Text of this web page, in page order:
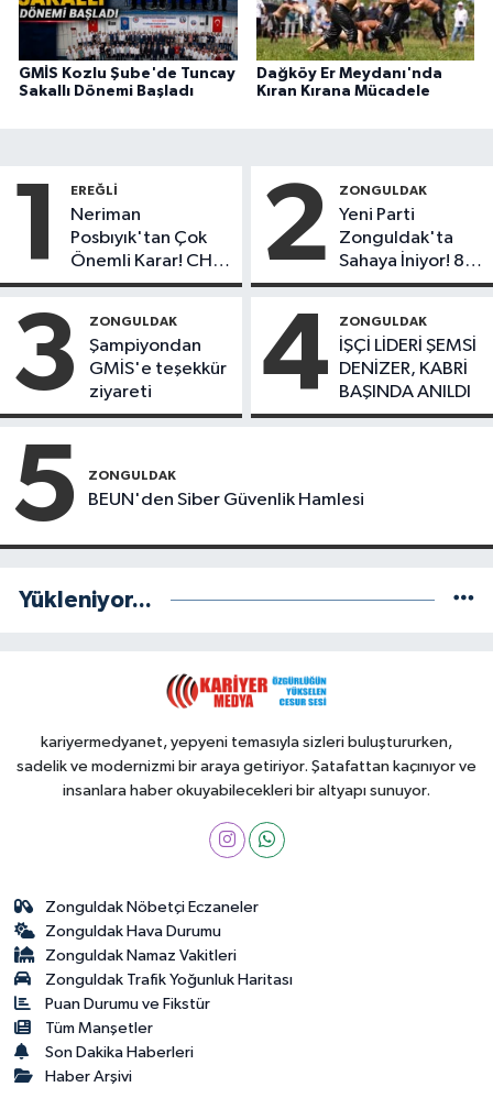
GMİS Kozlu Şube'de Tuncay
Sakallı Dönemi Başladı
Dağköy Er Meydanı'nda
Kıran Kırana Mücadele
1 EREĞLI
Neriman
Posbıyık'tan Çok
Önemli Karar! CHP
mi Yeni Parti mi?
2 ZONGULDAK
Yeni Parti
Zonguldak'ta
Sahaya İniyor! 8
İlçede Kurucu
Başladı
3 ZONGULDAK
Şampiyondan
GMİS'e teşekkür
ziyareti
4 ZONGULDAK
İŞÇİ LİDERİ ŞEMSİ
DENİZER, KABRİ
BAŞINDA ANILDI
5 ZONGULDAK
BEUN'den Siber Güvenlik Hamlesi
Yükleniyor...
kariyermedyanet, yepyeni temasıyla sizleri buluştururken,
sadelik ve modernizmi bir araya getiriyor. Şatafattan kaçınıyor ve
insanlara haber okuyabilecekleri bir altyapı sunuyor.
Zonguldak Nöbetçi Eczaneler
Zonguldak Hava Durumu
Zonguldak Namaz Vakitleri
Zonguldak Trafik Yoğunluk Haritası
Puan Durumu ve Fikstür
Tüm Manşetler
Son Dakika Haberleri
Haber Arşivi